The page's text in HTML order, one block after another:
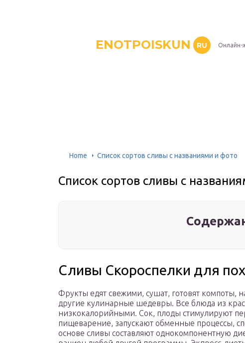
ENOTPOISKUN RU Онлайн-
Home Список сортов сливы с названиями и фото
Список сортов сливы с
Сливы Скороспелки для
Фрукты едят свежими, сушат, готовят компоты,
другие кулинарные шедевры. Все блюда из
низкокалорийными. Сок, плоды стимулируют
пищеварение, запускают обменные процессы,
основе сливы составляют однокомпонентную